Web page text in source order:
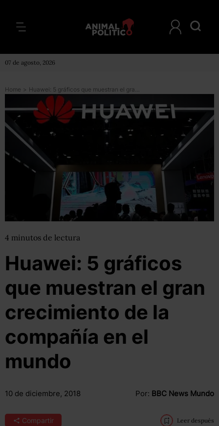
07 de agosto, 2026
Home > Huawei: 5 gráficos que muestran el gran crecimiento de la compañía en el mundo
4 minutos de lectura
Huawei: 5 gráficos
que muestran el gran
crecimiento de la
compañía en el
mundo
10 de diciembre, 2018 Por: BBC News Mundo
Compartir Leer después